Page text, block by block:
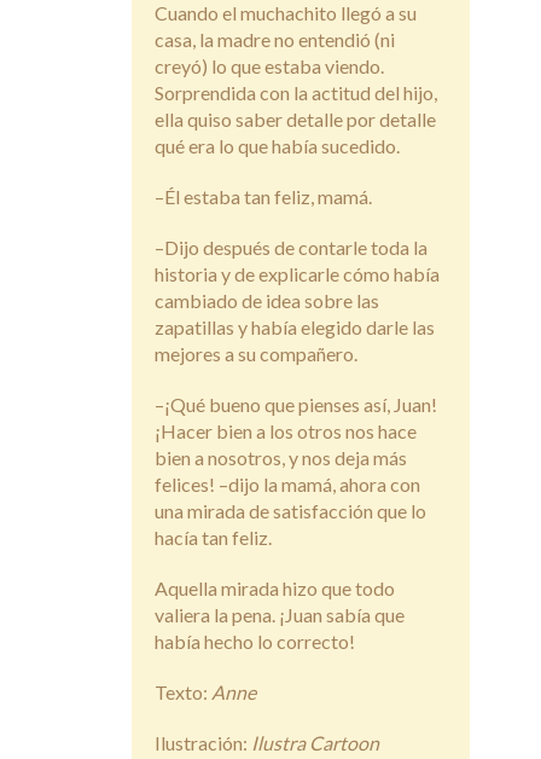
Cuando el muchachito llegó a su
casa, la madre no entendió (ni
creyó) lo que estaba viendo.
Sorprendida con la actitud del hijo,
ella quiso saber detalle por detalle
qué era lo que había sucedido.
–Él estaba tan feliz, mamá.
–Dijo después de contarle toda la
historia y de explicarle cómo había
cambiado de idea sobre las
zapatillas y había elegido darle las
mejores a su compañero.
–¡Qué bueno que pienses así, Juan!
¡Hacer bien a los otros nos hace
bien a nosotros, y nos deja más
felices! –dijo la mamá, ahora con
una mirada de satisfacción que lo
hacía tan feliz.
Aquella mirada hizo que todo
valiera la pena. ¡Juan sabía que
había hecho lo correcto!
Texto: Anne
Ilustración: Ilustra Cartoon